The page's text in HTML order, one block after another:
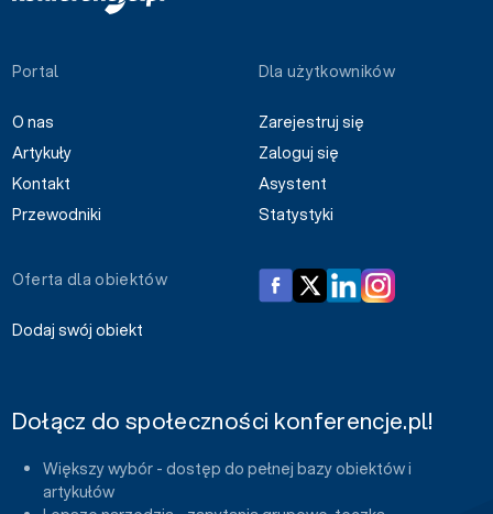
Portal
O nas
Artykuły
Kontakt
Przewodniki
Dla użytkowników
Zarejestruj się
Zaloguj się
Asystent
Statystyki
Oferta dla obiektów
Dodaj swój obiekt
Dołącz do społeczności konferencje.pl!
Większy wybór - dostęp do pełnej bazy obiektów i
artykułów